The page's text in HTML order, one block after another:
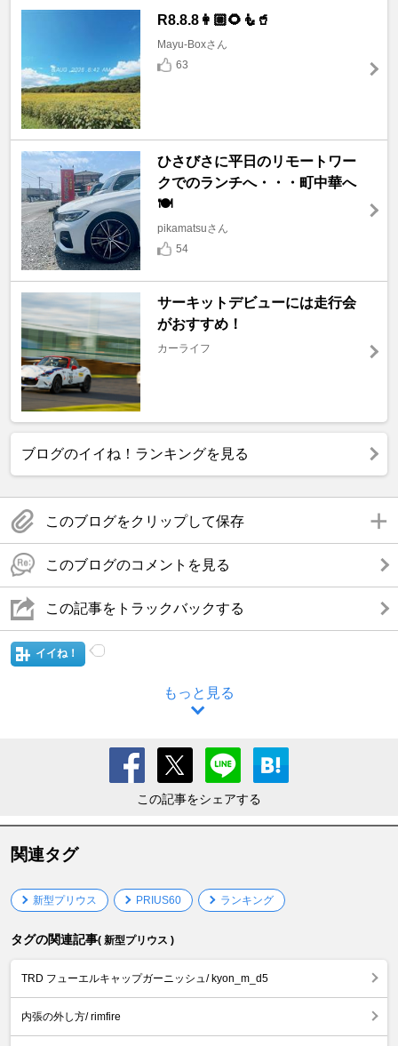
R8.8.8👩🏼🌻🧜🥤
Mayu-Boxさん
63
ひさびさに平日のリモートワー
クでのランチへ・・・町中華へ
🍽️
pikamatsuさん
54
サーキットデビューには走行会
がおすすめ！
カーライフ
ブログのイイね！ランキングを見る
このブログをクリップして保存
このブログのコメントを見る
この記事をトラックバックする
イイね！
もっと見る
この記事をシェアする
関連タグ
新型プリウス PRIUS60 ランキング
タグの関連記事( 新型プリウス )
TRD フューエルキャップガーニッシュ/ kyon_m_d5
内張の外し方/ rimfire